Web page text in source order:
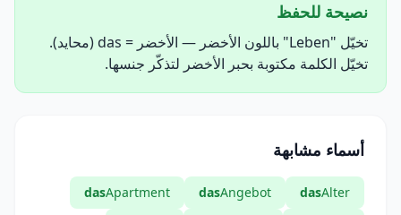
نصيحة للحفظ
تخيّل "Leben" باللون الأخضر — الأخضر = das (محايد).
تخيّل الكلمة مكتوبة بحبر الأخضر لتذكّر جنسها.
أسماء مشابهة
dasAlter
dasAngebot
dasApartment